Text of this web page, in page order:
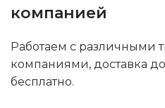
компанией
Работаем с различными
компаниями, доставка
бесплатно.